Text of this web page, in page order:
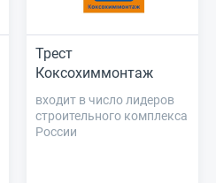
Трест
Коксохиммонтаж
входит в число лидеров
строительного комплекса
России